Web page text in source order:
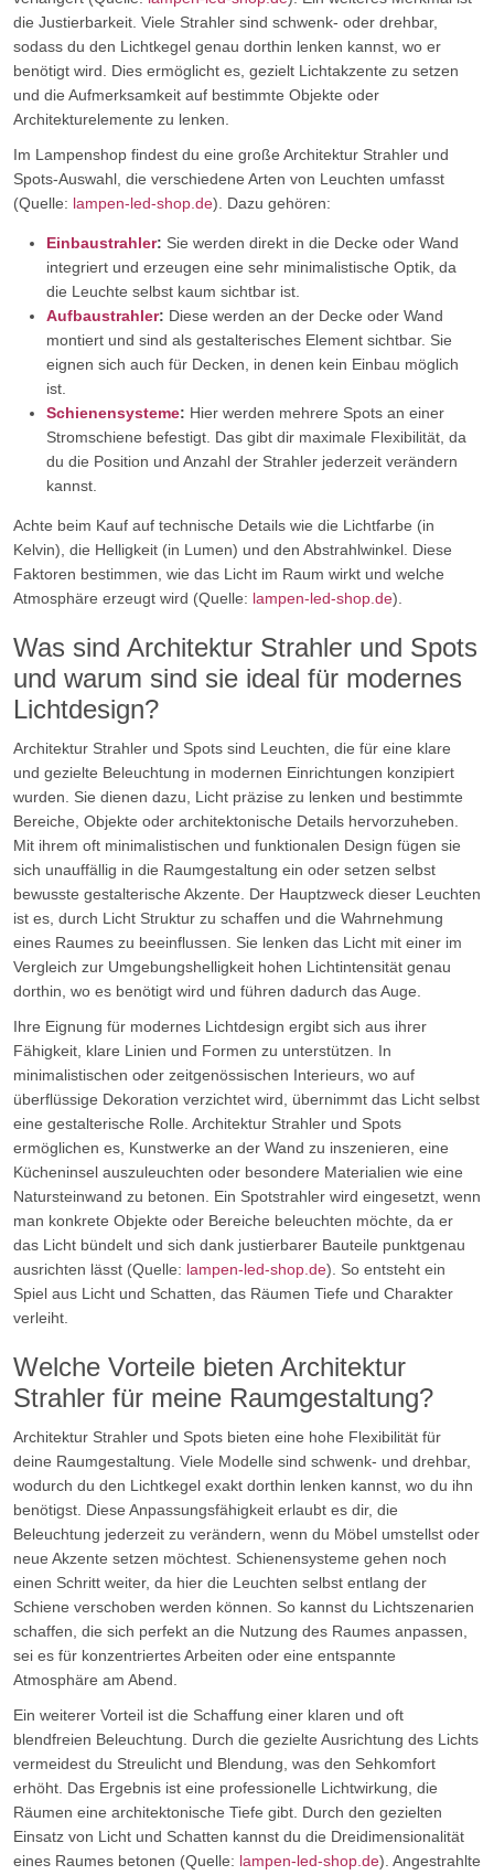
die Justierbarkeit. Viele Strahler sind schwenk- oder drehbar,
sodass du den Lichtkegel genau dorthin lenken kannst, wo er
benötigt wird. Dies ermöglicht es, gezielt Lichtakzente zu setzen
und die Aufmerksamkeit auf bestimmte Objekte oder
Architekturelemente zu lenken.
Im Lampenshop findest du eine große Architektur Strahler und
Spots-Auswahl, die verschiedene Arten von Leuchten umfasst
(Quelle: lampen-led-shop.de). Dazu gehören:
Einbaustrahler: Sie werden direkt in die Decke oder Wand
integriert und erzeugen eine sehr minimalistische Optik, da
die Leuchte selbst kaum sichtbar ist.
Aufbaustrahler: Diese werden an der Decke oder Wand
montiert und sind als gestalterisches Element sichtbar. Sie
eignen sich auch für Decken, in denen kein Einbau möglich
ist.
Schienensysteme: Hier werden mehrere Spots an einer
Stromschiene befestigt. Das gibt dir maximale Flexibilität, da
du die Position und Anzahl der Strahler jederzeit verändern
kannst.
Achte beim Kauf auf technische Details wie die Lichtfarbe (in
Kelvin), die Helligkeit (in Lumen) und den Abstrahlwinkel. Diese
Faktoren bestimmen, wie das Licht im Raum wirkt und welche
Atmosphäre erzeugt wird (Quelle: lampen-led-shop.de).
Was sind Architektur Strahler und Spots
und warum sind sie ideal für modernes
Lichtdesign?
Architektur Strahler und Spots sind Leuchten, die für eine klare
und gezielte Beleuchtung in modernen Einrichtungen konzipiert
wurden. Sie dienen dazu, Licht präzise zu lenken und bestimmte
Bereiche, Objekte oder architektonische Details hervorzuheben.
Mit ihrem oft minimalistischen und funktionalen Design fügen sie
sich unauffällig in die Raumgestaltung ein oder setzen selbst
bewusste gestalterische Akzente. Der Hauptzweck dieser Leuchten
ist es, durch Licht Struktur zu schaffen und die Wahrnehmung
eines Raumes zu beeinflussen. Sie lenken das Licht mit einer im
Vergleich zur Umgebungshelligkeit hohen Lichtintensität genau
dorthin, wo es benötigt wird und führen dadurch das Auge.
Ihre Eignung für modernes Lichtdesign ergibt sich aus ihrer
Fähigkeit, klare Linien und Formen zu unterstützen. In
minimalistischen oder zeitgenössischen Interieurs, wo auf
überflüssige Dekoration verzichtet wird, übernimmt das Licht selbst
eine gestalterische Rolle. Architektur Strahler und Spots
ermöglichen es, Kunstwerke an der Wand zu inszenieren, eine
Kücheninsel auszuleuchten oder besondere Materialien wie eine
Natursteinwand zu betonen. Ein Spotstrahler wird eingesetzt, wenn
man konkrete Objekte oder Bereiche beleuchten möchte, da er
das Licht bündelt und sich dank justierbarer Bauteile punktgenau
ausrichten lässt (Quelle: lampen-led-shop.de). So entsteht ein
Spiel aus Licht und Schatten, das Räumen Tiefe und Charakter
verleiht.
Welche Vorteile bieten Architektur
Strahler für meine Raumgestaltung?
Architektur Strahler und Spots bieten eine hohe Flexibilität für
deine Raumgestaltung. Viele Modelle sind schwenk- und drehbar,
wodurch du den Lichtkegel exakt dorthin lenken kannst, wo du ihn
benötigst. Diese Anpassungsfähigkeit erlaubt es dir, die
Beleuchtung jederzeit zu verändern, wenn du Möbel umstellst oder
neue Akzente setzen möchtest. Schienensysteme gehen noch
einen Schritt weiter, da hier die Leuchten selbst entlang der
Schiene verschoben werden können. So kannst du Lichtszenarien
schaffen, die sich perfekt an die Nutzung des Raumes anpassen,
sei es für konzentriertes Arbeiten oder eine entspannte
Atmosphäre am Abend.
Ein weiterer Vorteil ist die Schaffung einer klaren und oft
blendfreien Beleuchtung. Durch die gezielte Ausrichtung des Lichts
vermeidest du Streulicht und Blendung, was den Sehkomfort
erhöht. Das Ergebnis ist eine professionelle Lichtwirkung, die
Räumen eine architektonische Tiefe gibt. Durch den gezielten
Einsatz von Licht und Schatten kannst du die Dreidimensionalität
eines Raumes betonen (Quelle: lampen-led-shop.de). Angestrahlte